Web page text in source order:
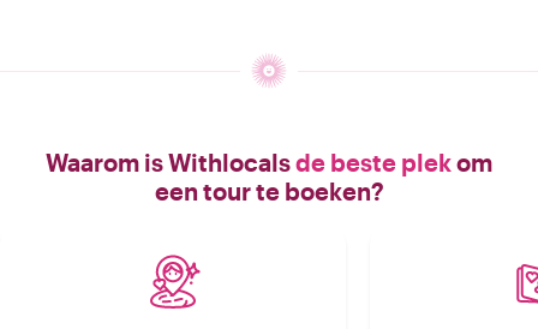
Waarom is Withlocalsde beste plekom
een tour te boeken?